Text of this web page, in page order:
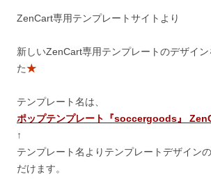
ZenCart専用テンプレートサイトより
新しいZenCart専用テンプレートのデザイ
た★
テンプレート名は、
ポップテンプレート『soccergoods』
↑
テンプレート名よりテンプレートデザイン
だけます。